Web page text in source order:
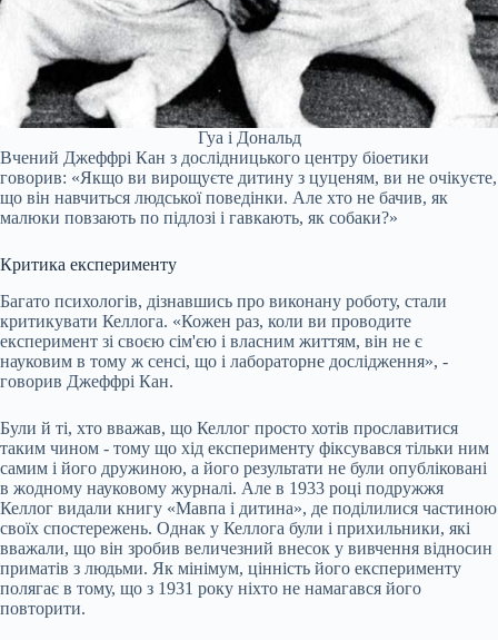
Гуа і Дональд
Вчений Джеффрі Кан з дослідницького центру біоетики
говорив: «Якщо ви вирощуєте дитину з цуценям, ви не очікуєте,
що він навчиться людської поведінки. Але хто не бачив, як
малюки повзають по підлозі і гавкають, як собаки?»
Критика експерименту
Багато психологів, дізнавшись про виконану роботу, стали
критикувати Келлога. «Кожен раз, коли ви проводите
експеримент зі своєю сім'єю і власним життям, він не є
науковим в тому ж сенсі, що і лабораторне дослідження», -
говорив Джеффрі Кан.
Були й ті, хто вважав, що Келлог просто хотів прославитися
таким чином - тому що хід експерименту фіксувався тільки ним
самим і його дружиною, а його результати не були опубліковані
в жодному науковому журналі. Але в 1933 році подружжя
Келлог видали книгу «Мавпа і дитина», де поділилися частиною
своїх спостережень. Однак у Келлога були і прихильники, які
вважали, що він зробив величезний внесок у вивчення відносин
приматів з людьми. Як мінімум, цінність його експерименту
полягає в тому, що з 1931 року ніхто не намагався його
повторити.